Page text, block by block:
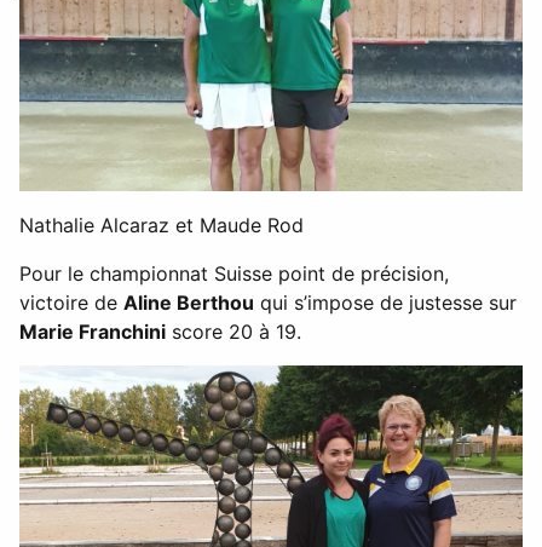
Nathalie Alcaraz et Maude Rod
Pour le championnat Suisse point de précision,
victoire de Aline Berthou qui s’impose de justesse sur
Marie Franchini score 20 à 19.